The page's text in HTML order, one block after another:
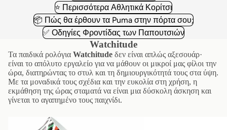
⭐ Περισσότερα Αθλητικά Κορίτσι
📦 Πώς θα έρθουν τα Puma στην πόρτα σου;
✅ Οδηγίες Φροντίδας των Παπουτσιών
Watchitude
Τα παιδικά ρολόγια Watchitude δεν είναι απλώς αξεσουάρ·
είναι το απόλυτο εργαλείο για να μάθουν οι μικροί μας φίλοι την
ώρα, διατηρώντας το στυλ και τη δημιουργικότητά τους στα ύψη.
Με τα μοναδικά τους σχέδια και την ευκολία στη χρήση, η
εκμάθηση της ώρας σταματά να είναι μια δύσκολη άσκηση και
γίνεται το αγαπημένο τους παιχνίδι.